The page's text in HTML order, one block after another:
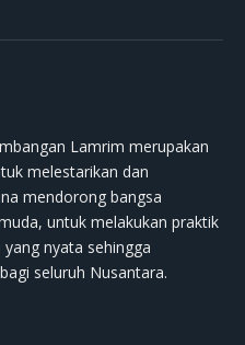
Lamrim merupakan
melestarikan dan
mendorong bangsa
untuk melakukan praktik
nyata sehingga
seluruh Nusantara.